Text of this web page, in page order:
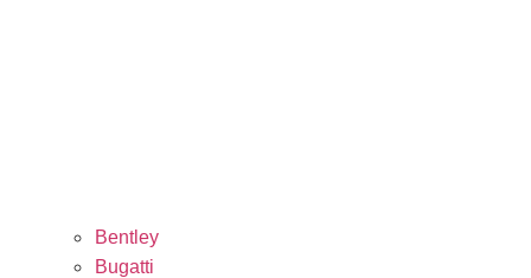
Bentley
Bugatti